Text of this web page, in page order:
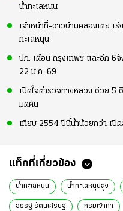
น้ำทะเลหนุน
เจ้าหน้าที่-ชาวบ้านคลองเตย เ
ทะเลหนุน
ปภ. เตือน กรุงเทพฯ และอีก 6
22 ม.ค. 69
เปิดใจตำรวจทางหลวง ช่วย 5
มิดคัน
เทียบ 2554 ปีนี้น้ำน้อยกว่า เปิด
แท็กที่เกี่ยวข้อง
น้ำทะเลหนุน น้ำทะเลหนุนสูง
อธิรัฐ รัตนเศรษฐ กรมเจ้าท่า